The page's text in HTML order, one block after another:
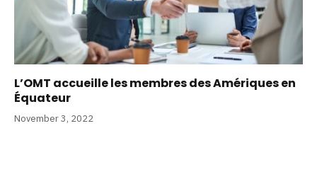
L’OMT accueille les membres des Amériques en
Équateur
November 3, 2022